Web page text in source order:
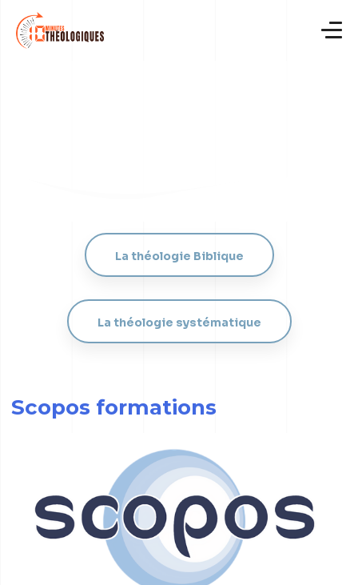
content
La théologie Biblique
La théologie systématique
Scopos formations